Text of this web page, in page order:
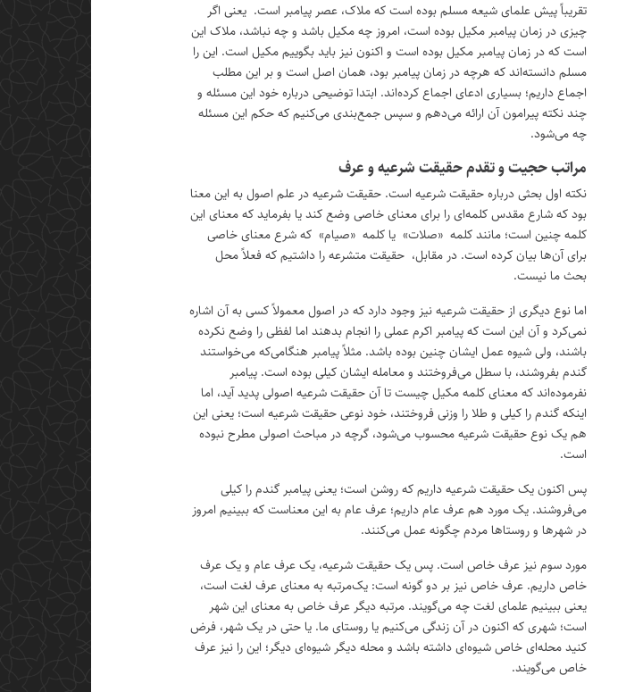
تقریباً پیش علمای شیعه مسلم بوده است که ملاک، عصر پیامبر است. یعنی اگر
چیزی در زمان پیامبر مکیل بوده است، امروز چه مکیل باشد و چه نباشد، ملاک این
است که در زمان پیامبر مکیل بوده است و اکنون نیز باید بگوییم مکیل است. این را
مسلم دانسته‌اند که هرچه در زمان پیامبر بود، همان اصل است و بر این مطلب
اجماع داریم؛ بسیاری ادعای اجماع کرده‌اند. ابتدا توضیحی درباره خود این مسئله و
چند نکته پیرامون آن ارائه می‌دهم و سپس جمع‌بندی می‌کنیم که حکم این مسئله
چه می‌شود.
مراتب حجیت و تقدم حقیقت شرعیه و عرف
نکته اول بحثی درباره حقیقت شرعیه است. حقیقت شرعیه در علم اصول به این معنا
بود که شارع مقدس کلمه‌ای را برای معنای خاصی وضع کند یا بفرماید که معنای این
کلمه چنین است؛ مانند کلمه «صلات» یا کلمه «صیام» که شرع معنای خاصی
برای آن‌ها بیان کرده است. در مقابل، حقیقت متشرعه را داشتیم که فعلاً محل
بحث ما نیست.
اما نوع دیگری از حقیقت شرعیه نیز وجود دارد که در اصول معمولاً کسی به آن اشاره
نمی‌کرد و آن این است که پیامبر اکرم عملی را انجام بدهند اما لفظی را وضع نکرده
باشند، ولی شیوه عمل ایشان چنین بوده باشد. مثلاً پیامبر هنگامی‌که می‌خواستند
گندم بفروشند، با سطل می‌فروختند و معامله ایشان کیلی بوده است. پیامبر
نفرموده‌اند که معنای کلمه مکیل چیست تا آن حقیقت شرعیه اصولی پدید آید، اما
اینکه گندم را کیلی و طلا را وزنی فروختند، خود نوعی حقیقت شرعیه است؛ یعنی این
هم یک نوع حقیقت شرعیه محسوب می‌شود، گرچه در مباحث اصولی مطرح نبوده
است.
پس اکنون یک حقیقت شرعیه داریم که روشن است؛ یعنی پیامبر گندم را کیلی
می‌فروشند. یک مورد هم عرف عام داریم؛ عرف عام به این معناست که ببینیم امروز
در شهرها و روستاها مردم چگونه عمل می‌کنند.
مورد سوم نیز عرف خاص است. پس یک حقیقت شرعیه، یک عرف عام و یک عرف
خاص داریم. عرف خاص نیز بر دو گونه است: یک‌مرتبه به معنای عرف لغت است،
یعنی ببینیم علمای لغت چه می‌گویند. مرتبه دیگر عرف خاص به معنای این شهر
است؛ شهری که اکنون در آن زندگی می‌کنیم یا روستای ما. یا حتی در یک شهر، فرض
کنید محله‌ای خاص شیوه‌ای داشته باشد و محله دیگر شیوه‌ای دیگر؛ این را نیز عرف
خاص می‌گویند.